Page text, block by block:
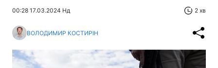
00:28 17.03.2024 Нд 2 хв
ВОЛОДИМИР КОСТИРІН